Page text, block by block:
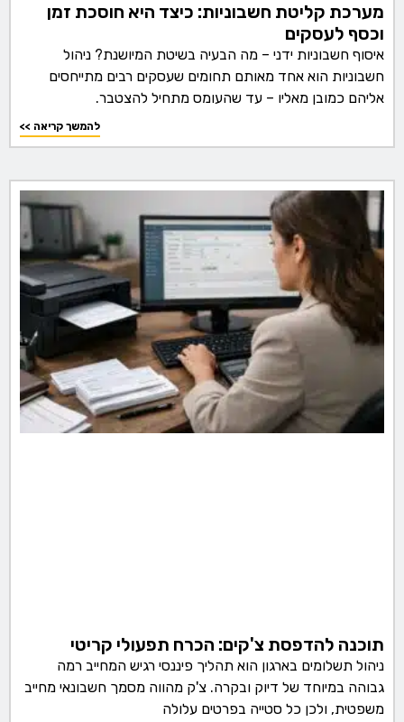
מערכת קליטת חשבוניות: כיצד היא חוסכת זמן
וכסף לעסקים
איסוף חשבוניות ידני – מה הבעיה בשיטת המיושנת? ניהול
חשבוניות הוא אחד מאותם תחומים שעסקים רבים מתייחסים
אליהם כמובן מאליו – עד שהעומס מתחיל להצטבר.
<< להמשך קריאה
תוכנה להדפסת צ'קים: הכרח תפעולי קריטי
ניהול תשלומים בארגון הוא תהליך פיננסי רגיש המחייב רמה
גבוהה במיוחד של דיוק ובקרה. צ'ק מהווה מסמך חשבונאי מחייב
משפטית, ולכן כל סטייה בפרטים עלולה